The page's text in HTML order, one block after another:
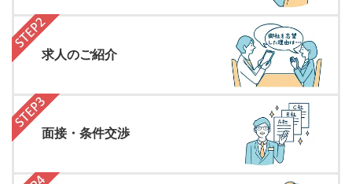
求人のご紹介
面接・条件交渉